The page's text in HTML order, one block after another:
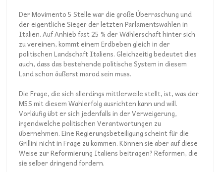
Der Movimento 5 Stelle war die große Überraschung und
der eigentliche Sieger der letzten Parlamentswahlen in
Italien. Auf Anhieb fast 25 % der Wählerschaft hinter sich
zu vereinen, kommt einem Erdbeben gleich in der
politischen Landschaft Italiens. Gleichzeitig bedeutet dies
auch, dass das bestehende politische System in diesem
Land schon äußerst marod sein muss.
Die Frage, die sich allerdings mittlerweile stellt, ist, was der
M5S mit diesem Wahlerfolg ausrichten kann und will.
Vorläufig übt er sich jedenfalls in der Verweigerung,
irgendwelche politischen Verantwortungen zu
übernehmen. Eine Regierungsbeteiligung scheint für die
Grillini nicht in Frage zu kommen. Können sie aber auf diese
Weise zur Reformierung Italiens beitragen? Reformen, die
sie selber dringend fordern.